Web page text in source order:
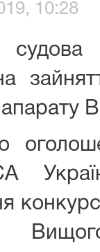
10:28
апарату